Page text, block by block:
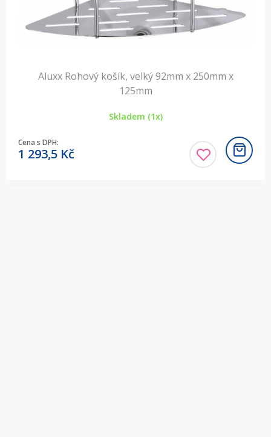
Aluxx Rohový košík, velký 92mm x 250mm x
125mm
Skladem (1x)
Cena s DPH:
1 293,5 Kč